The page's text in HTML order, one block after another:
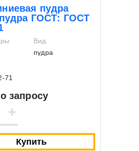
пудра
ГОСТ: ГОСТ
Вид
пудра
71
запросу
Купить